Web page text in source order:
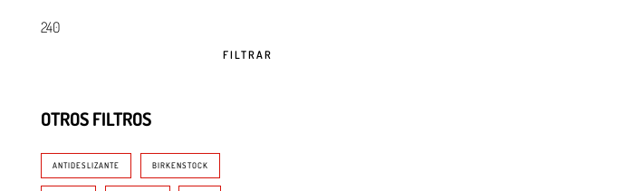
FILTRAR
OTROS FILTROS
ANTIDESLIZANTE BIRKENSTOCK